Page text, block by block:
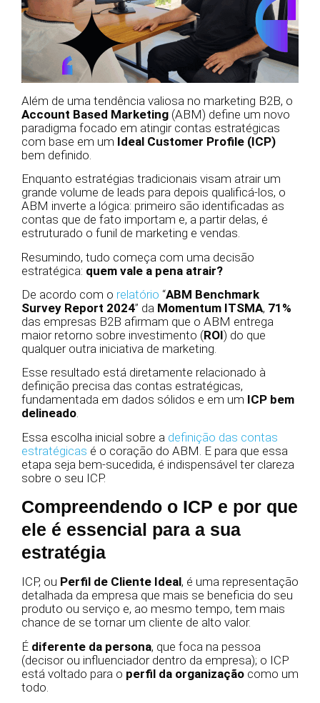
Além de uma tendência valiosa no marketing B2B, o
Account Based Marketing (ABM) define um novo
paradigma focado em atingir contas estratégicas
com base em um Ideal Customer Profile (ICP)
bem definido.
Enquanto estratégias tradicionais visam atrair um
grande volume de leads para depois qualificá-los, o
ABM inverte a lógica: primeiro são identificadas as
contas que de fato importam e, a partir delas, é
estruturado o funil de marketing e vendas.
Resumindo, tudo começa com uma decisão
estratégica: quem vale a pena atrair?
De acordo com o relatório “ABM Benchmark
Survey Report 2024” da Momentum ITSMA, 71%
das empresas B2B afirmam que o ABM entrega
maior retorno sobre investimento (ROI) do que
qualquer outra iniciativa de marketing.
Esse resultado está diretamente relacionado à
definição precisa das contas estratégicas,
fundamentada em dados sólidos e em um ICP bem
delineado.
Essa escolha inicial sobre a definição das contas
estratégicas é o coração do ABM. E para que essa
etapa seja bem-sucedida, é indispensável ter clareza
sobre o seu ICP.
Compreendendo o ICP e por que
ele é essencial para a sua
estratégia
ICP, ou Perfil de Cliente Ideal, é uma representação
detalhada da empresa que mais se beneficia do seu
produto ou serviço e, ao mesmo tempo, tem mais
chance de se tornar um cliente de alto valor.
É diferente da persona, que foca na pessoa
(decisor ou influenciador dentro da empresa); o ICP
está voltado para o perfil da organização como um
todo.